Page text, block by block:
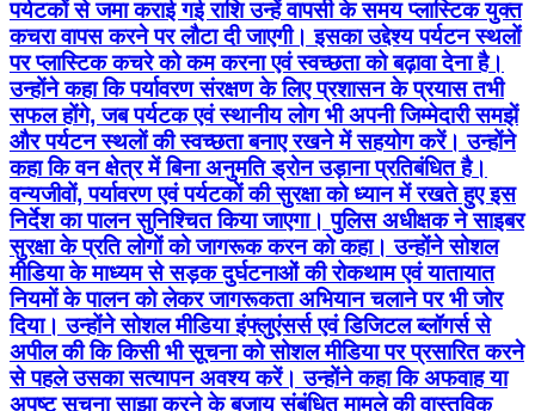
पर्यटकों से जमा कराई गई राशि उन्हें वापसी के समय प्लास्टिक युक्त
कचरा वापस करने पर लौटा दी जाएगी। इसका उद्देश्य पर्यटन स्थलों
पर प्लास्टिक कचरे को कम करना एवं स्वच्छता को बढ़ावा देना है।
उन्होंने कहा कि पर्यावरण संरक्षण के लिए प्रशासन के प्रयास तभी
सफल होंगे, जब पर्यटक एवं स्थानीय लोग भी अपनी जिम्मेदारी समझें
और पर्यटन स्थलों की स्वच्छता बनाए रखने में सहयोग करें। उन्होंने
कहा कि वन क्षेत्र में बिना अनुमति ड्रोन उड़ाना प्रतिबंधित है।
वन्यजीवों, पर्यावरण एवं पर्यटकों की सुरक्षा को ध्यान में रखते हुए इस
निर्देश का पालन सुनिश्चित किया जाएगा। पुलिस अधीक्षक ने साइबर
सुरक्षा के प्रति लोगों को जागरूक करन को कहा। उन्होंने सोशल
मीडिया के माध्यम से सड़क दुर्घटनाओं की रोकथाम एवं यातायात
नियमों के पालन को लेकर जागरूकता अभियान चलाने पर भी जोर
दिया। उन्होंने सोशल मीडिया इंफ्लुएंसर्स एवं डिजिटल ब्लॉगर्स से
अपील की कि किसी भी सूचना को सोशल मीडिया पर प्रसारित करने
से पहले उसका सत्यापन अवश्य करें। उन्होंने कहा कि अफवाह या
अपुष्ट सूचना साझा करने के बजाय संबंधित मामले की वास्तविक